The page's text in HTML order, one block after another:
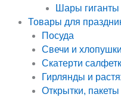
Шары
Товары для
Посуда
Свечи и хлопушки
Скатерти
Гирлянды и
Открытки,